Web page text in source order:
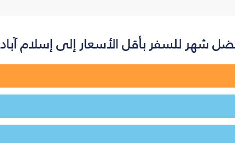
شهر للسفر بأقل الأسعار إلى إسلام آباد